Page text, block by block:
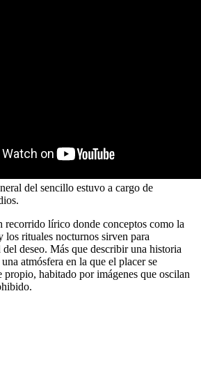
del sencillo estuvo a cargo de
recorrido lírico donde conceptos como la
los rituales nocturnos sirven para
del deseo. Más que describir una historia
atmósfera en la que el placer se
propio, habitado por imágenes que oscilan